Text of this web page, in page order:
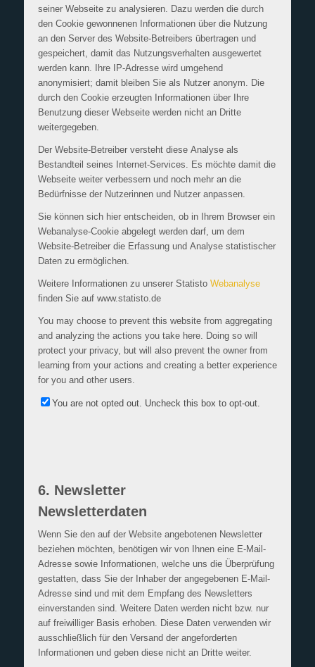
seiner Webseite zu analysieren. Dazu werden die durch
den Cookie gewonnenen Informationen über die Nutzung
an den Server des Website-Betreibers übertragen und
gespeichert, damit das Nutzungsverhalten ausgewertet
werden kann. Ihre IP-Adresse wird umgehend
anonymisiert; damit bleiben Sie als Nutzer anonym. Die
durch den Cookie erzeugten Informationen über Ihre
Benutzung dieser Webseite werden nicht an Dritte
weitergegeben.
Der Website-Betreiber versteht diese Analyse als
Bestandteil seines Internet-Services. Es möchte damit die
Webseite weiter verbessern und noch mehr an die
Bedürfnisse der Nutzerinnen und Nutzer anpassen.
Sie können sich hier entscheiden, ob in Ihrem Browser ein
Webanalyse-Cookie abgelegt werden darf, um dem
Website-Betreiber die Erfassung und Analyse statistischer
Daten zu ermöglichen.
Weitere Informationen zu unserer Statisto Webanalyse
finden Sie auf www.statisto.de
You may choose to prevent this website from aggregating
and analyzing the actions you take here. Doing so will
protect your privacy, but will also prevent the owner from
learning from your actions and creating a better experience
for you and other users.
You are not opted out. Uncheck this box to opt-out.
6. Newsletter
Newsletter­daten
Wenn Sie den auf der Website angebotenen Newsletter
beziehen möchten, benötigen wir von Ihnen eine E-Mail-
Adresse sowie Informationen, welche uns die Überprüfung
gestatten, dass Sie der Inhaber der angegebenen E-Mail-
Adresse sind und mit dem Empfang des Newsletters
einverstanden sind. Weitere Daten werden nicht bzw. nur
auf freiwilliger Basis erhoben. Diese Daten verwenden wir
ausschließlich für den Versand der angeforderten
Informationen und geben diese nicht an Dritte weiter.